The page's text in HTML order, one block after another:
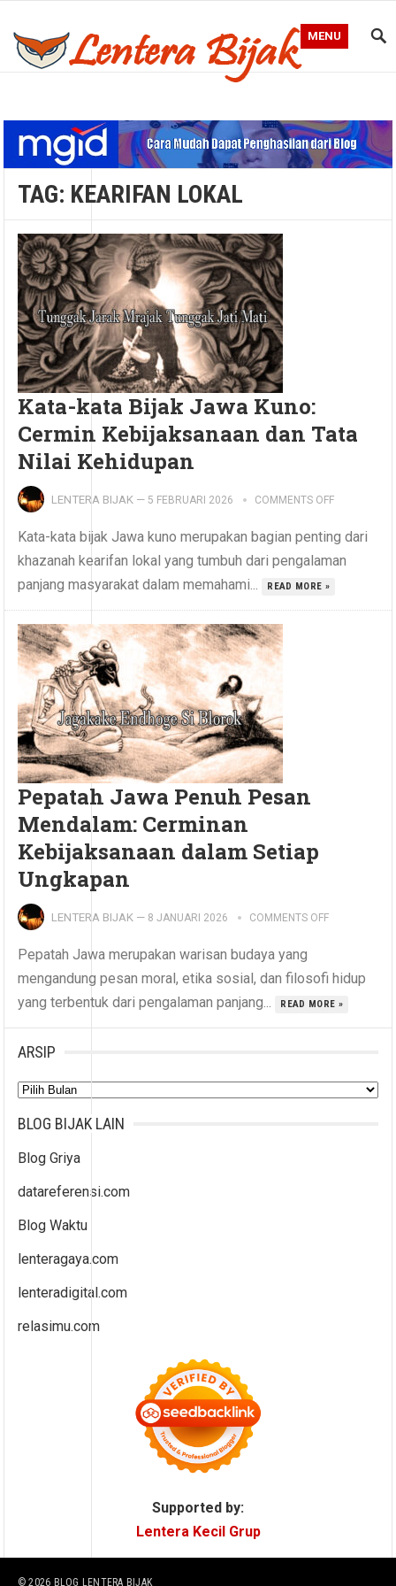
MENU
TAG: KEARIFAN LOKAL
Kata-kata Bijak Jawa Kuno:
Cermin Kebijaksanaan dan Tata
Nilai Kehidupan
LENTERA BIJAK — 5 FEBRUARI 2026 COMMENTS OFF
Kata-kata bijak Jawa kuno merupakan bagian penting dari
khazanah kearifan lokal yang tumbuh dari pengalaman
panjang masyarakat dalam memahami...
READ MORE »
Pepatah Jawa Penuh Pesan
Mendalam: Cerminan
Kebijaksanaan dalam Setiap
Ungkapan
LENTERA BIJAK — 8 JANUARI 2026 COMMENTS OFF
Pepatah Jawa merupakan warisan budaya yang
mengandung pesan moral, etika sosial, dan filosofi hidup
yang terbentuk dari pengalaman panjang...
READ MORE »
ARSIP
Arsip
BLOG BIJAK LAIN
Blog Griya
datareferensi.com
Blog Waktu
lenteragaya.com
lenteradigital.com
relasimu.com
Supported by:
Lentera Kecil Grup
© 2026 BLOG LENTERA BIJAK